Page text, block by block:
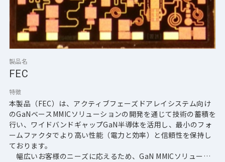
製品名
FEC
特徴
本製品（FEC）は、アクティブフェーズドアレイシステム向け
のGaNベースMMICソリューションの開発を通じて技術の蓄積を
行い、ワイドバンドギャップGaN半導体を活用し、最小のフォ
ームファクタでより高い性能（電力と効率）と信頼性を保持し
ております。
幅広いお客様のニーズに応えるため、GaN MMICソリューシ